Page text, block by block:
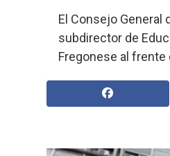
» Cultura
» Economía
» Espectáculos
Internacionales
» Política
El Consejo General
subdirector de
Fregonese al frente